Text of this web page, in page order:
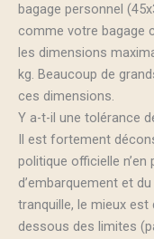
bagage personnel
comme votre bagage
les dimensions
kg. Beaucoup de
ces dimensions.
Y a-t-il une tolérance
Il est fortement
politique officielle n’en
d’embarquement et
tranquille, le mieux
dessous des limites